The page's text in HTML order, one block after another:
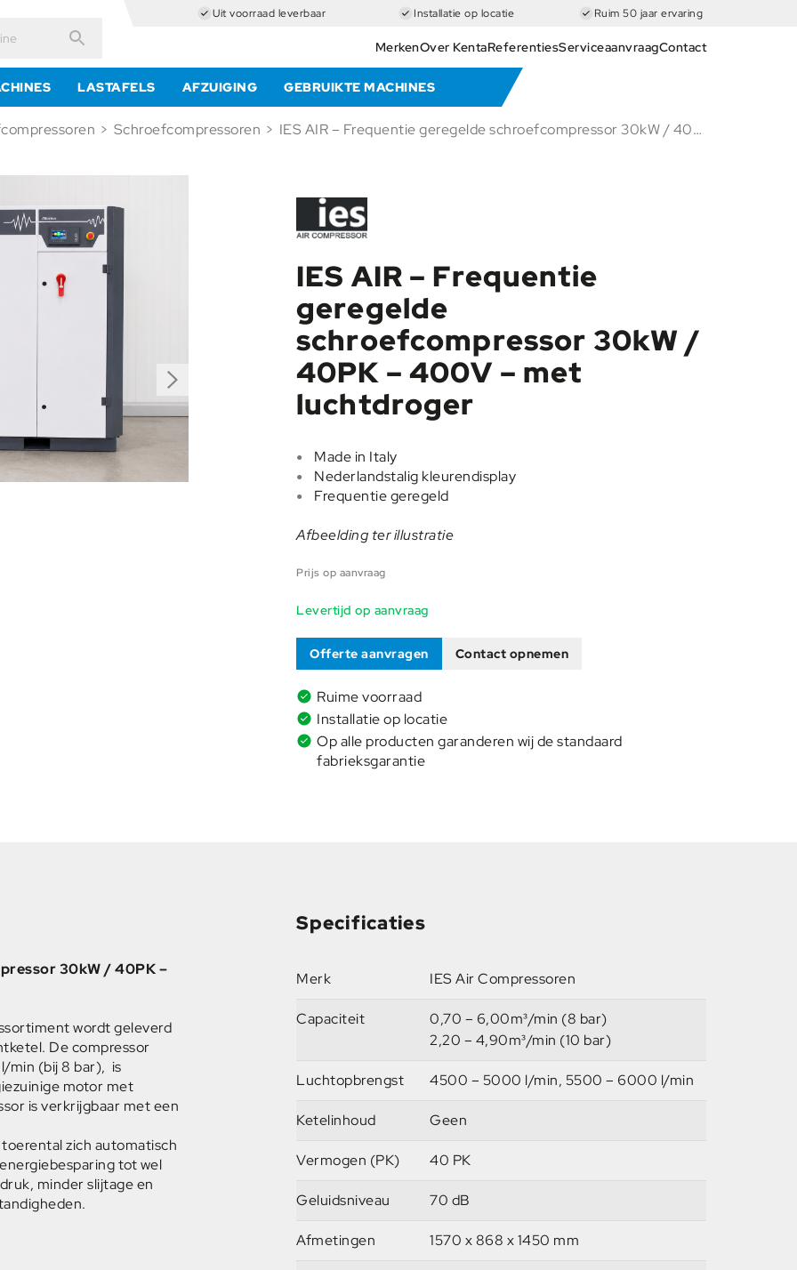
Uit voorraad leverbaar Installatie op locatie Ruim 50 jaar ervaring
MerkenOver KentaReferentiesServiceaanvraagContact
LASTAFELS AFZUIGING GEBRUIKTE MACHINES
> Schroefcompressoren > IES AIR – Frequentie geregelde schroefcompressor 30kW / 40PK – 400V – met luchtdroger
Next
IES AIR – Frequentie
geregelde
schroefcompressor 30kW /
40PK – 400V – met
luchtdroger
Made in Italy
Nederlandstalig kleurendisplay
Frequentie geregeld
Afbeelding ter illustratie
Prijs op aanvraag
Levertijd op aanvraag
Offerte aanvragen Contact opnemen
Ruime voorraad
Installatie op locatie
Op alle producten garanderen wij de standaard
fabrieksgarantie
30kW / 40PK –
wordt geleverd
De compressor
min (bij 8 bar), is
motor met
is verkrijgbaar met een
zich automatisch
tot wel
minder slijtage en
Specificaties
Merk IES Air Compressoren
Capaciteit
0,70 – 6,00m³/min (8 bar)
2,20 – 4,90m³/min (10 bar)
Luchtopbrengst 4500 – 5000 l/min, 5500 – 6000 l/min
Ketelinhoud Geen
Vermogen (PK) 40 PK
Geluidsniveau 70 dB
Afmetingen 1570 x 868 x 1450 mm